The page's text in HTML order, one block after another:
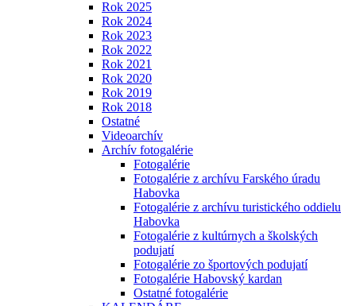
Rok 2025
Rok 2024
Rok 2023
Rok 2022
Rok 2021
Rok 2020
Rok 2019
Rok 2018
Ostatné
Videoarchív
Archív fotogalérie
Fotogalérie
Fotogalérie z archívu Farského úradu
Habovka
Fotogalérie z archívu turistického oddielu
Habovka
Fotogalérie z kultúrnych a školských
podujatí
Fotogalérie zo športových podujatí
Fotogalérie Habovský kardan
Ostatné fotogalérie